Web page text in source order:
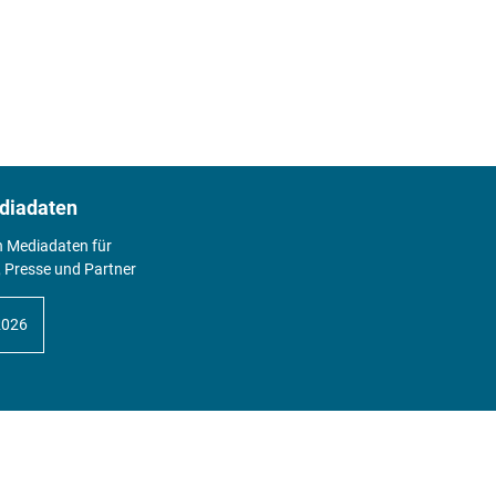
Mediadaten für
Presse und Partner